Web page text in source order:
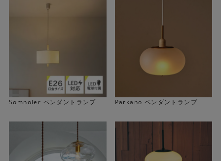
Somnoler ペンダントランプ Parkano ペンダントランプ